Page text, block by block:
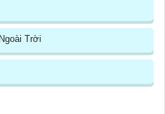
Trời